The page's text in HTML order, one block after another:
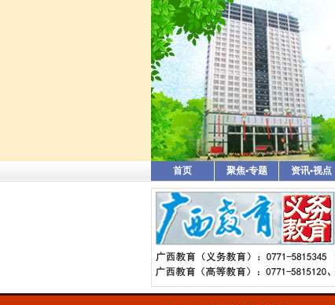
首页 聚焦•专题 资讯•视点